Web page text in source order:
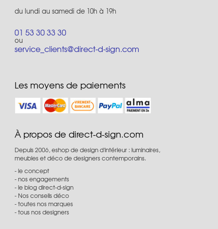
du lundi au samedi de 10h à 19h
01 53 30 33 30
ou
service_clients@direct-d-sign.com
Les moyens de paiements
À propos de direct-d-sign.com
Depuis 2006, eshop de design d'intérieur : luminaires,
meubles et déco de designers contemporains.
le concept
nos engagements
le blog direct-d-sign
Nos conseils déco
toutes nos marques
tous nos designers